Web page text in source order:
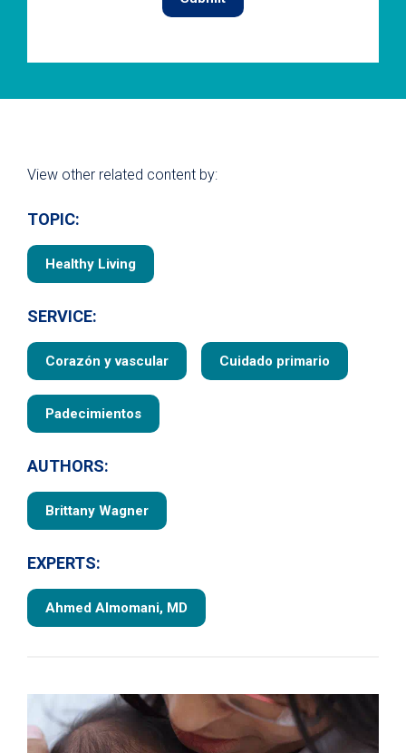
View other related content by:
TOPIC:
Healthy Living
SERVICE:
Corazón y vascular Cuidado primario
Padecimientos
AUTHORS:
Brittany Wagner
EXPERTS:
Ahmed Almomani, MD